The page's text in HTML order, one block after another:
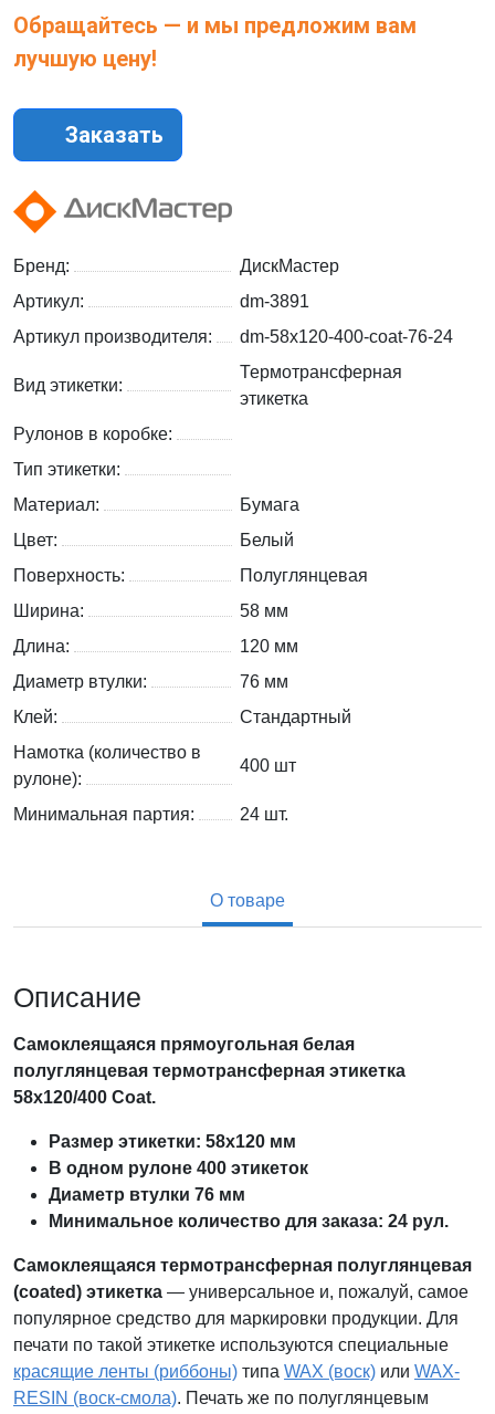
Обращайтесь — и мы предложим вам
лучшую цену!
Заказать
Бренд:
ДискМастер
Артикул:
dm-3891
Артикул производителя:
dm-58x120-400-coat-76-24
Вид этикетки:
Термотрансферная
этикетка
Рулонов в коробке:
Тип этикетки:
Материал:
Бумага
Цвет:
Белый
Поверхность:
Полуглянцевая
Ширина:
58 мм
Длина:
120 мм
Диаметр втулки:
76 мм
Клей:
Стандартный
Намотка (количество в
рулоне):
400 шт
Минимальная партия: 24 шт.
О товаре
Описание
Самоклеящаяся прямоугольная белая
полуглянцевая термотрансферная этикетка
58х120/400 Coat.
Размер этикетки: 58х120 мм
В одном рулоне 400 этикеток
Диаметр втулки 76 мм
Минимальное количество для заказа: 24 рул.
Самоклеящаяся термотрансферная полуглянцевая
(coated) этикетка — универсальное и, пожалуй, самое
популярное средство для маркировки продукции. Для
печати по такой этикетке используются специальные
красящие ленты (риббоны) типа WAX (воск) или WAX-
RESIN (воск-смола). Печать же по полуглянцевым